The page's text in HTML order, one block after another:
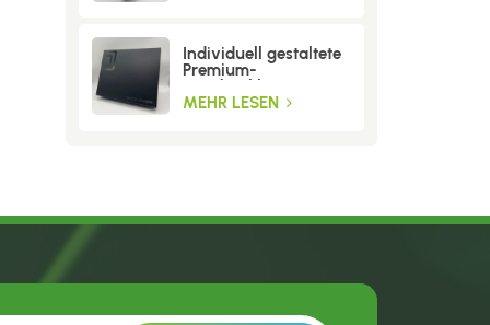
Individuell gestaltete
Premium-
Geschenkboxen aus
Wellpappe
MEHR LESEN